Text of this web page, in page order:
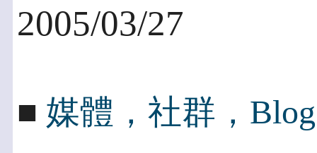
2005/03/27
■ 媒體，社群，